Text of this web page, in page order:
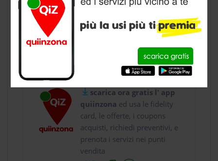
CONTATTI
SCARICA GRATIS LA
NOSTRA APP QUIINZONA :
scarica ora gratis l' app
quiinzona ed usa le fidelity
card, le offerte, i coupons
acquisti, richiedi preventivi, e
prenota i servizi nei punti
vendita